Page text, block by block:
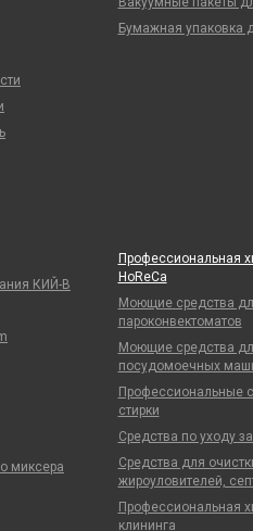
КИЙ-В
миксера
Бумажная упаковка
Профессиональная
HoReCa
Моющие средства
пароконвектоматов
Моющие средства
посудомоечных
Профессиональные
стирки
Средства по уходу
Средства для
жироуловителей,
Профессиональная
клининга